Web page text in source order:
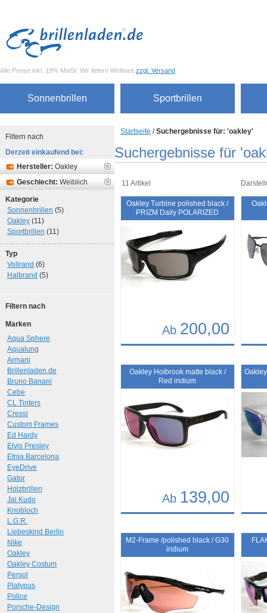
Alle Preise inkl. 19% MwSt. Wir liefern Weltweit zzgl. Versand
Sonnenbrillen Sportbrillen
Startseite /Suchergebnisse für: 'oakley'
Suchergebnisse für
11 Artikel
Oakley Turbine polished black /
PRIZM Daily POLARIZED
Ab 200,00
Art.-Nr.: 10261 Art.-
Oakley Holbrook matte black /
Red iridium
Ab 139,00
Art.-Nr.: 9272 Art.-
M2-Frame /polished black / G30
iridium
Filtern nach
Derzeit einkaufend bei:
Hersteller: Oakley
Geschlecht: Weiblich
Kategorie
Sonnenbrillen (5)
Oakley (11)
Sportbrillen (11)
Typ
Vollrand (6)
Halbrand (5)
Filtern nach
Marken
Aqua Sphere
Aqualung
Armani
Brillenladen.de
Bruno Banani
Cebe
CL Tinters
Cressi
Custom Frames
Ed Hardy
Elvis Presley
Etnia Barcelona
EyeDrive
Gator
Holzbrillen
Jai Kudo
Knobloch
L.G.R.
Liebeskind Berlin
Nike
Oakley
Oakley Costum
Persol
Platypus
Police
Porsche-Design